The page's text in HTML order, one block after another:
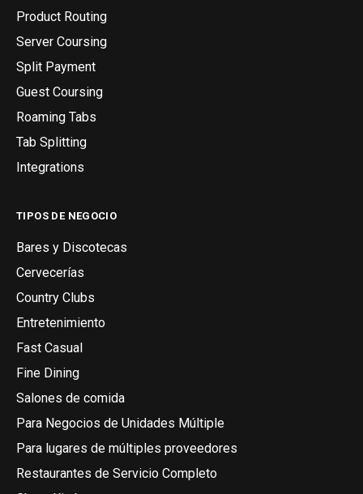
Product Routing
Server Coursing
Split Payment
Guest Coursing
Roaming Tabs
Tab Splitting
Integrations
TIPOS DE NEGOCIO
Bares y Discotecas
Cervecerías
Country Clubs
Entretenimiento
Fast Casual
Fine Dining
Salones de comida
Para Negocios de Unidades Múltiple
Para lugares de múltiples proveedores
Restaurantes de Servicio Completo